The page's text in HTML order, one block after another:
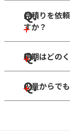
Q.
見積りを依
すか？
Q.
納期はどの
Q.
少量からで